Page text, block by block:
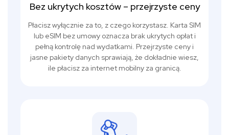
Bez ukrytych kosztów – przejrzyste ceny
Płacisz wyłącznie za to, z czego korzystasz. Karta SIM
lub eSIM bez umowy oznacza brak ukrytych opłat i
pełną kontrolę nad wydatkami. Przejrzyste ceny i
jasne pakiety danych sprawiają, że dokładnie wiesz,
ile płacisz za internet mobilny za granicą.